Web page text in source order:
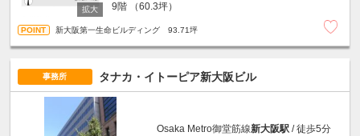
9階 （60.3坪）
新大阪第一生命ビルディング 93.71坪
事務所 タナカ・イトーピア新大阪ビル
Osaka Metro御堂筋線新大阪駅 / 徒歩5分